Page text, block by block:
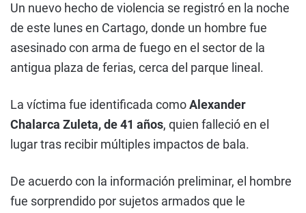
Un nuevo hecho de violencia se registró en la noche
de este lunes en Cartago, donde un hombre fue
asesinado con arma de fuego en el sector de la
antigua plaza de ferias, cerca del parque lineal.
La víctima fue identificada comoAlexander
Chalarca Zuleta, de 41 años, quien falleció en el
lugar tras recibir múltiples impactos de bala.
De acuerdo con la información preliminar, el hombre
fue sorprendido por sujetos armados que le